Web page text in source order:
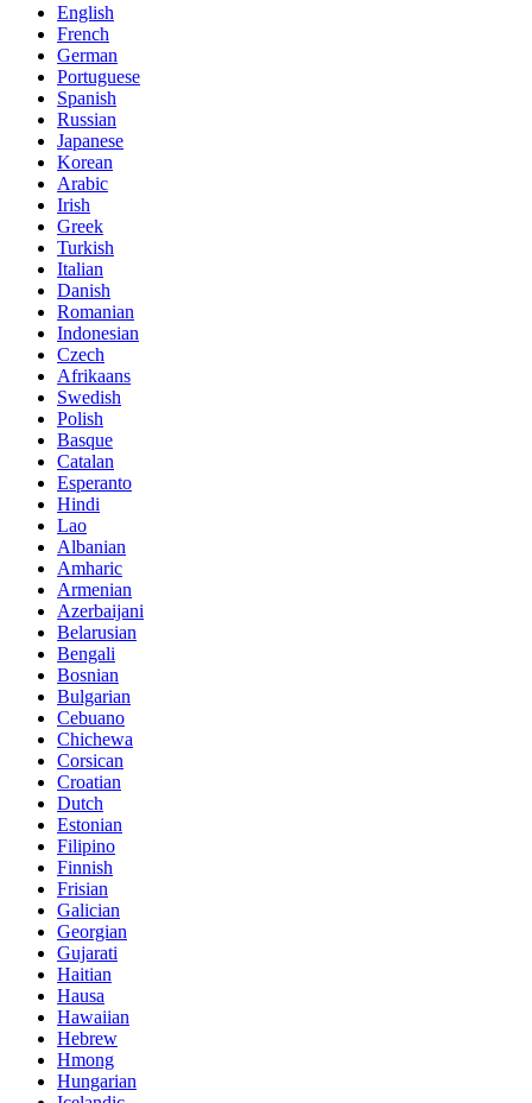
English
French
German
Portuguese
Spanish
Russian
Japanese
Korean
Arabic
Irish
Greek
Turkish
Italian
Danish
Romanian
Indonesian
Czech
Afrikaans
Swedish
Polish
Basque
Catalan
Esperanto
Hindi
Lao
Albanian
Amharic
Armenian
Azerbaijani
Belarusian
Bengali
Bosnian
Bulgarian
Cebuano
Chichewa
Corsican
Croatian
Dutch
Estonian
Filipino
Finnish
Frisian
Galician
Georgian
Gujarati
Haitian
Hausa
Hawaiian
Hebrew
Hmong
Hungarian